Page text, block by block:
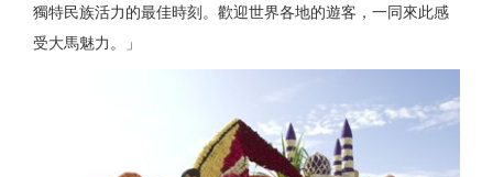
獨特民族活力的最佳時刻。歡迎世界各地的遊客，一同來此感
受大馬魅力。」